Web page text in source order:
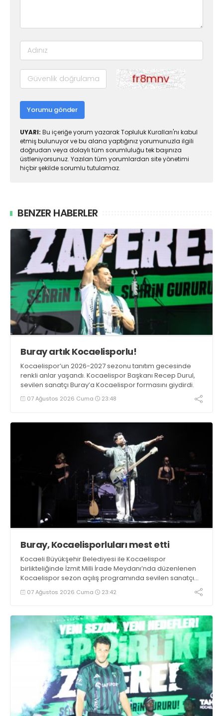
Yorumu gönder
UYARI: Bu içeriğe yorum yazarak Topluluk Kuralları'nı kabul
etmiş bulunuyor ve bu alana yaptığınız yorumunuzla ilgili
doğrudan veya dolaylı tüm sorumluluğu tek başınıza
üstleniyorsunuz. Yazılan tüm yorumlardan site yönetimi
hiçbir şekilde sorumlu tutulamaz.
BENZER HABERLER
Buray artık Kocaelisporlu!
Kocaelispor’un 2026-2027 sezonu tanıtım gecesinde
renkli anlar yaşandı. Kocaelispor Başkanı Recep Durul,
sevilen sanatçı Buray’a Kocaelispor formasını giydirdi.
07 Ağustos 2026 Cuma 23:48
Buray, Kocaelisporluları mest etti
Kocaeli Büyükşehir Belediyesi ile Kocaelispor
birlikteliğinde İzmit Milli İrade Meydanı’nda düzenlenen
Kocaelispor sezon açılış programında sevilen sanatçı
Buray, verdiği konserle meydanı inletti.
07 Ağustos 2026 Cuma 23:42